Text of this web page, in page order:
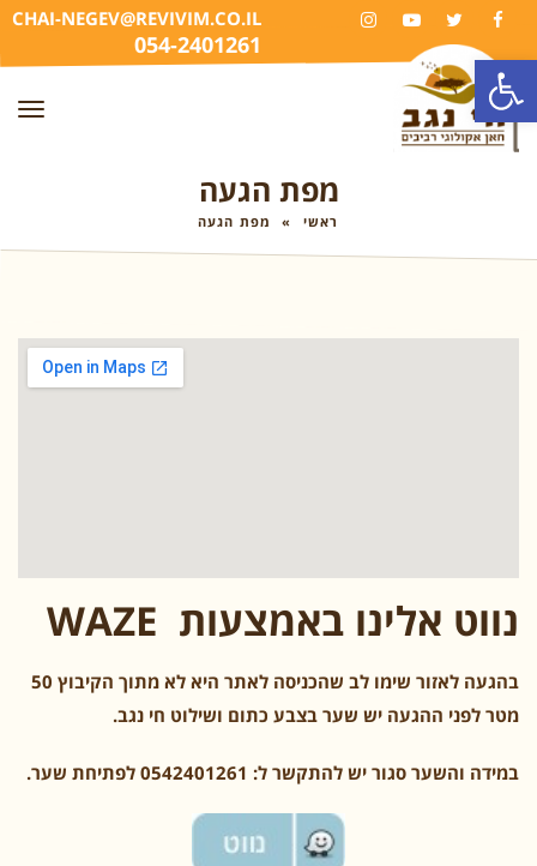
פתח סרגל נגישות
CHAI-NEGEV@REVIVIM.CO.IL
054-2401261
מפת הגעה
ראשי » מפת הגעה
נווט אלינו באמצעות WAZE
בהגעה לאזור שימו לב שהכניסה לאתר היא לא מתוך הקיבוץ 50
מטר לפני ההגעה יש שער בצבע כתום ושילוט חי נגב.
במידה והשער סגור יש להתקשר ל: 0542401261 לפתיחת שער.